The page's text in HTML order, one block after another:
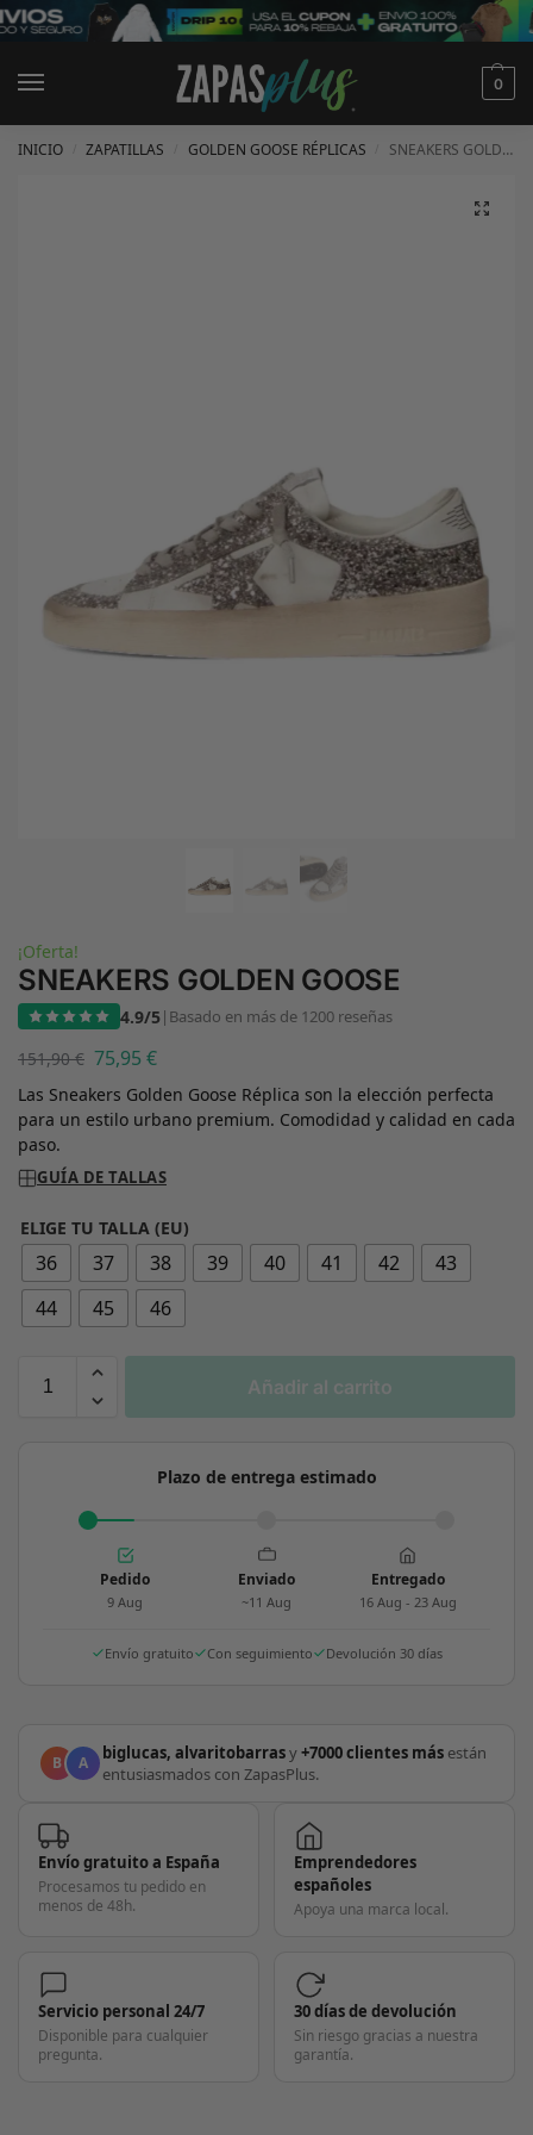
0
INICIO ZAPATILLAS GOLDEN GOOSE RÉPLICAS SNEAKERS GOLDEN GOOSE
¡Oferta!
SNEAKERS GOLDEN GOOSE
4.9/5| Basado en más de 1200 reseñas
151,90€ 75,95 €
Las Sneakers Golden Goose Réplica son la elección perfecta
para un estilo urbano premium. Comodidad y calidad en cada
paso.
GUÍA DE TALLAS
ELIGE TU TALLA (EU)
36 37 38 39 40 41 42
43
44
45 46
Añadir al carrito
Plazo de entrega estimado
Pedido
9 Aug
Enviado
~11 Aug
Entregado
16 Aug - 23 Aug
Envío gratuito Con seguimiento Devolución 30 días
B A biglucas, alvaritobarrasy+7000 clientes más están
entusiasmados con ZapasPlus.
Envío gratuito a España
Procesamos tu pedido en
menos de 48h.
Emprendedores
españoles
Apoya una marca local.
Servicio personal 24/7
Disponible para cualquier
pregunta.
30 días de devolución
Sin riesgo gracias a nuestra
garantía.